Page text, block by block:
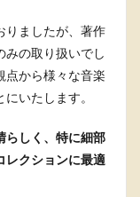
りましたが、著作
みの取り扱いでし
点から様々な音楽
いたします。
らしく、特に細部
レクションに最適